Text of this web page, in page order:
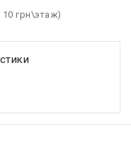
грн\этаж)